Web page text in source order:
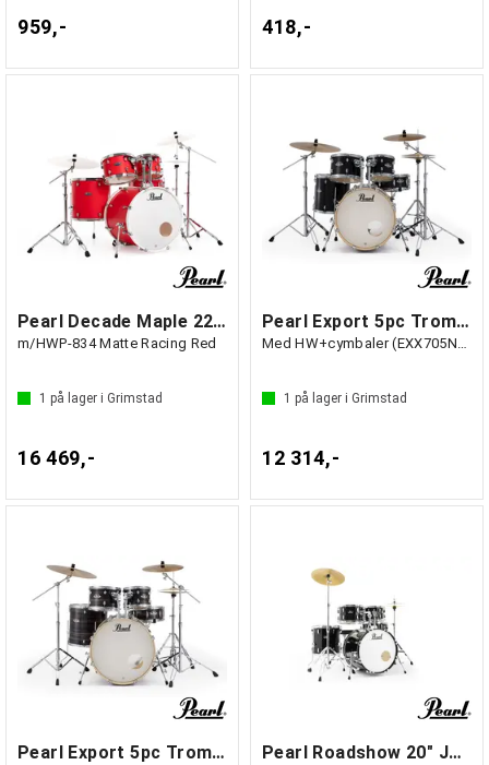
959,- 418,-
Pearl Decade Maple 22" Std Trommesett
m/HWP-834 Matte Racing Red
1 på lager i Grimstad
16 469,-
Pearl Export 5pc Trommesett Jet Black
Med HW+cymbaler (EXX705NNBR/C31)
1 på lager i Grimstad
12 314,-
Pearl Export 5pc Trommesett MA Twist Pearl Roadshow 20" Jet Black